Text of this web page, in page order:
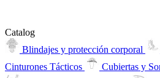
Catalog
Blindajes y protección corporal
Cinturones Tácticos
Cubiertas y